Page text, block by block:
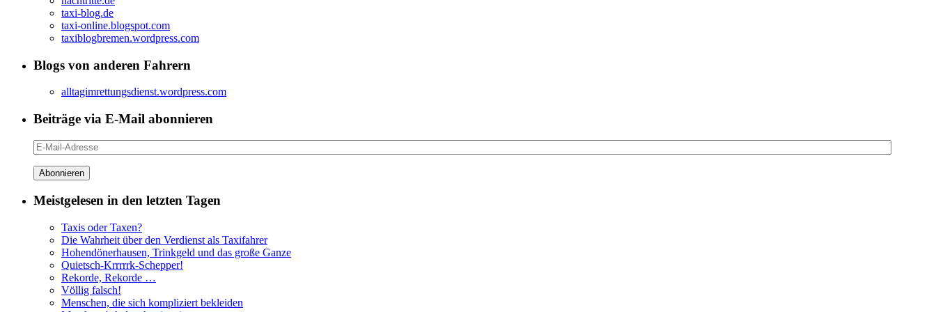
taxi-blog.de
taxi-online.blogspot.com
taxiblogbremen.wordpress.com
Blogs von anderen Fahrern
alltagimrettungsdienst.wordpress.com
Beiträge via E-Mail abonnieren
E-
Mail-
Adresse
Meistgelesen in den letzten Tagen
Taxis oder Taxen?
Die Wahrheit über den Verdienst als Taxifahrer
Hohendönerhausen, Trinkgeld und das große Ganze
Quietsch-Krrrrrk-Schepper!
Rekorde, Rekorde …
Völlig falsch!
Menschen, die sich kompliziert bekleiden